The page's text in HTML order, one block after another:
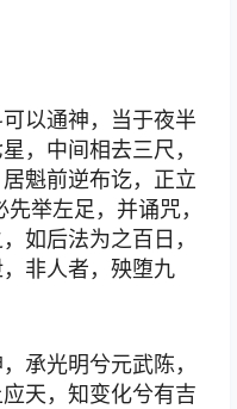
以通神，当于夜半
，中间相去三尺，
魁前逆布讫，正立
举左足，并诵咒，
如后法为之百日，
非人者，殃堕九
承光明兮元武陈，
天，知变化兮有吉